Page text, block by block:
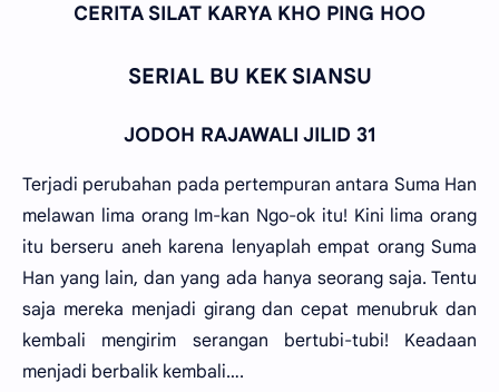
CERITA SILAT KARYA KHO PING HOO
SERIAL BU KEK SIANSU
JODOH RAJAWALI JILID 31
Terjadi perubahan pada pertempuran antara Suma Han
melawan lima orang Im-kan Ngo-ok itu! Kini lima orang
itu berseru aneh karena lenyaplah empat orang Suma
Han yang lain, dan yang ada hanya seorang saja. Tentu
saja mereka menjadi girang dan cepat menubruk dan
kembali mengirim serangan bertubi-tubi! Keadaan
menjadi berbalik kembali….